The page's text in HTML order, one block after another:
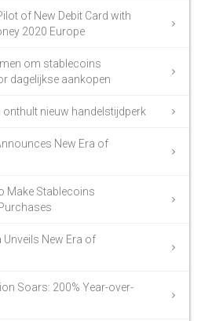
of New Debit Card with
2020 Europe
om stablecoins
dagelijkse aankopen
onthult nieuw handelstijdperk
New Era of
Make Stablecoins
Unveils New Era of
Soars: 200% Year-over-